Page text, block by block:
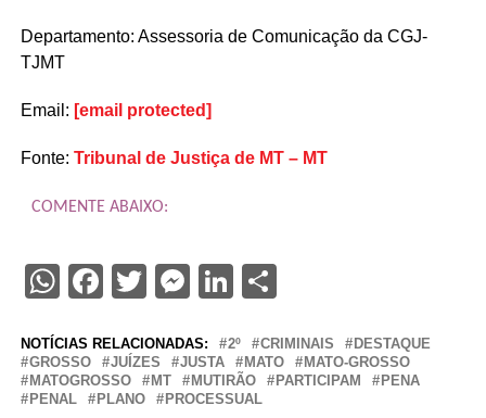
Departamento: Assessoria de Comunicação da CGJ-
TJMT
Email: [email protected]
Fonte: Tribunal de Justiça de MT – MT
COMENTE ABAIXO:
WhatsApp
Facebook
Twitter
Messenger
LinkedIn
Share
NOTÍCIAS RELACIONADAS: 2º CRIMINAIS
DESTAQUE
GROSSO
JUÍZES JUSTA MATO
MATO-GROSSO
MATOGROSSO
MT MUTIRÃO PARTICIPAM
PENA
PENAL
PLANO PROCESSUAL